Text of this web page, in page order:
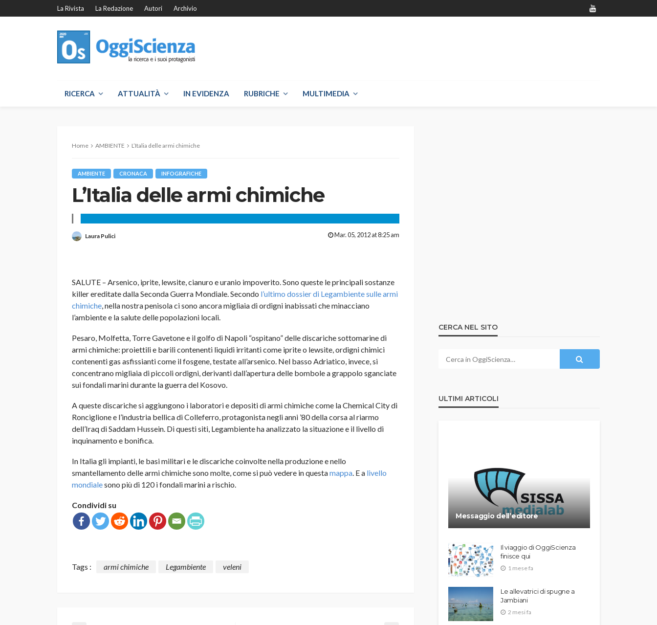
La Rivista La Redazione Autori Archivio
RICERCA ATTUALITÀ IN EVIDENZA RUBRICHE MULTIMEDIA
Home AMBIENTE L’Italia delle armi chimiche
AMBIENTE CRONACA INFOGRAFICHE
L’Italia delle armi chimiche
Laura Pulici Mar. 05, 2012 at 8:25 am
SALUTE – Arsenico, iprite, lewsite, cianuro e uranio impoverito. Sono queste le principali sostanze
killer ereditate dalla Seconda Guerra Mondiale. Secondo l’ultimo dossier di Legambiente sulle armi
chimiche, nella nostra penisola ci sono ancora migliaia di ordigni inabissati che minacciano
l’ambiente e la salute delle popolazioni locali.
Pesaro, Molfetta, Torre Gavetone e il golfo di Napoli “ospitano” delle discariche sottomarine di
armi chimiche: proiettili e barili contenenti liquidi irritanti come iprite o lewsite, ordigni chimici
contenenti gas asfissianti come il fosgene, testate all’arsenico. Nel basso Adriatico, invece, si
concentrano migliaia di piccoli ordigni, derivanti dall’apertura delle bombole a grappolo sganciate
sui fondali marini durante la guerra del Kosovo.
A queste discariche si aggiungono i laboratori e depositi di armi chimiche come la Chemical City di
Ronciglione e l’industria bellica di Colleferro, protagonista negli anni ’80 della corsa al riarmo
dell’Iraq di Saddam Hussein. Di questi siti, Legambiente ha analizzato la situazione e il livello di
inquinamento e bonifica.
In Italia gli impianti, le basi militari e le discariche coinvolte nella produzione e nello
smantellamento delle armi chimiche sono molte, come si può vedere in questamappa. E a livello
mondialesono più di 120 i fondali marini a rischio.
Condividi su
Tags : armi chimiche Legambiente veleni
CERCA NEL SITO
ULTIMI ARTICOLI
Messaggio dell’editore
Il viaggio di OggiScienza
finisce qui
1 mese fa
Le allevatrici di spugne a
Jambiani
2 mesi fa